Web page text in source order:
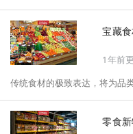
将以“创新产品”透视“未来机
拆解年度标杆的增长逻辑与
养”“清洁标签”等热门赛道的爆
机会、企业战略布局以及渠道
宝藏
1年前
传统食材的极致表达，将为品
零食